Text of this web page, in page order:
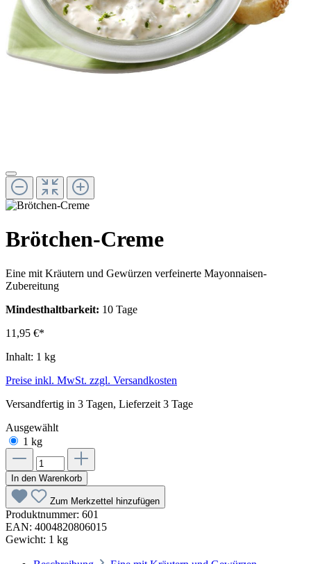
Brötchen-Creme
Eine mit Kräutern und Gewürzen verfeinerte Mayonnaisen-
Zubereitung
Mindesthaltbarkeit: 10 Tage
11,95 €*
Inhalt: 1 kg
Preise inkl. MwSt. zzgl. Versandkosten
Versandfertig in 3 Tagen, Lieferzeit 3 Tage
Ausgewählt
1 kg
In den Warenkorb
Zum Merkzettel hinzufügen
Produktnummer: 601
EAN: 4004820806015
Gewicht: 1 kg